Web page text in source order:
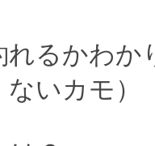
れるかわ
いカモ）